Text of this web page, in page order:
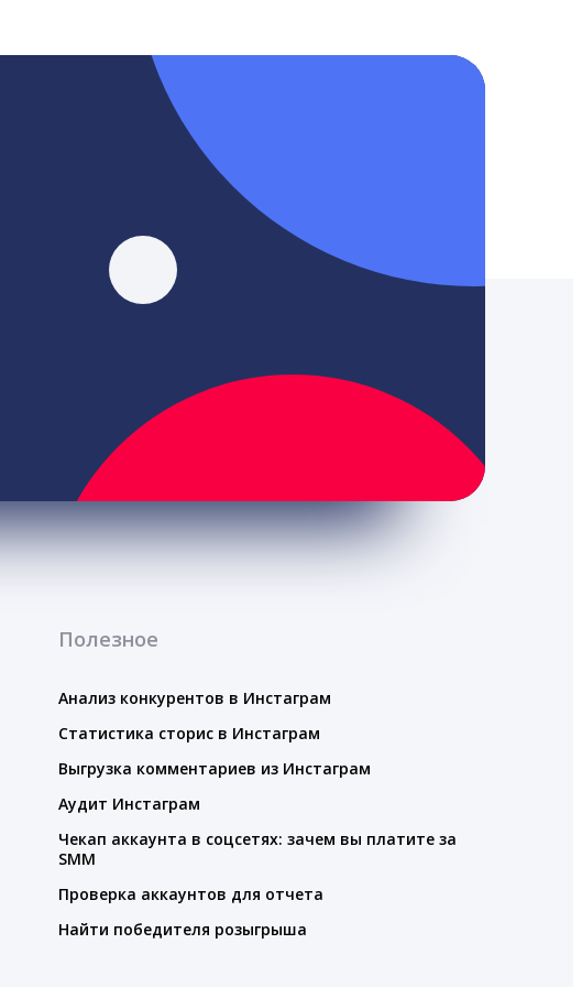
Полезное
Анализ конкурентов в Инстаграм
Статистика сторис в Инстаграм
Выгрузка комментариев из Инстаграм
Аудит Инстаграм
Чекап аккаунта в соцсетях: зачем вы платите за
SMM
Проверка аккаунтов для отчета
Найти победителя розыгрыша